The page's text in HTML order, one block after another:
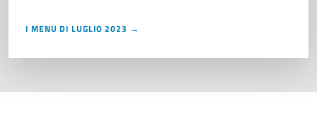
I MENU DI LUGLIO 2023 →